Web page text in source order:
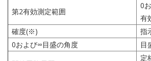
第2有効測定範囲
0
有
確度(※)
指
0および∞目盛の角度
目
定